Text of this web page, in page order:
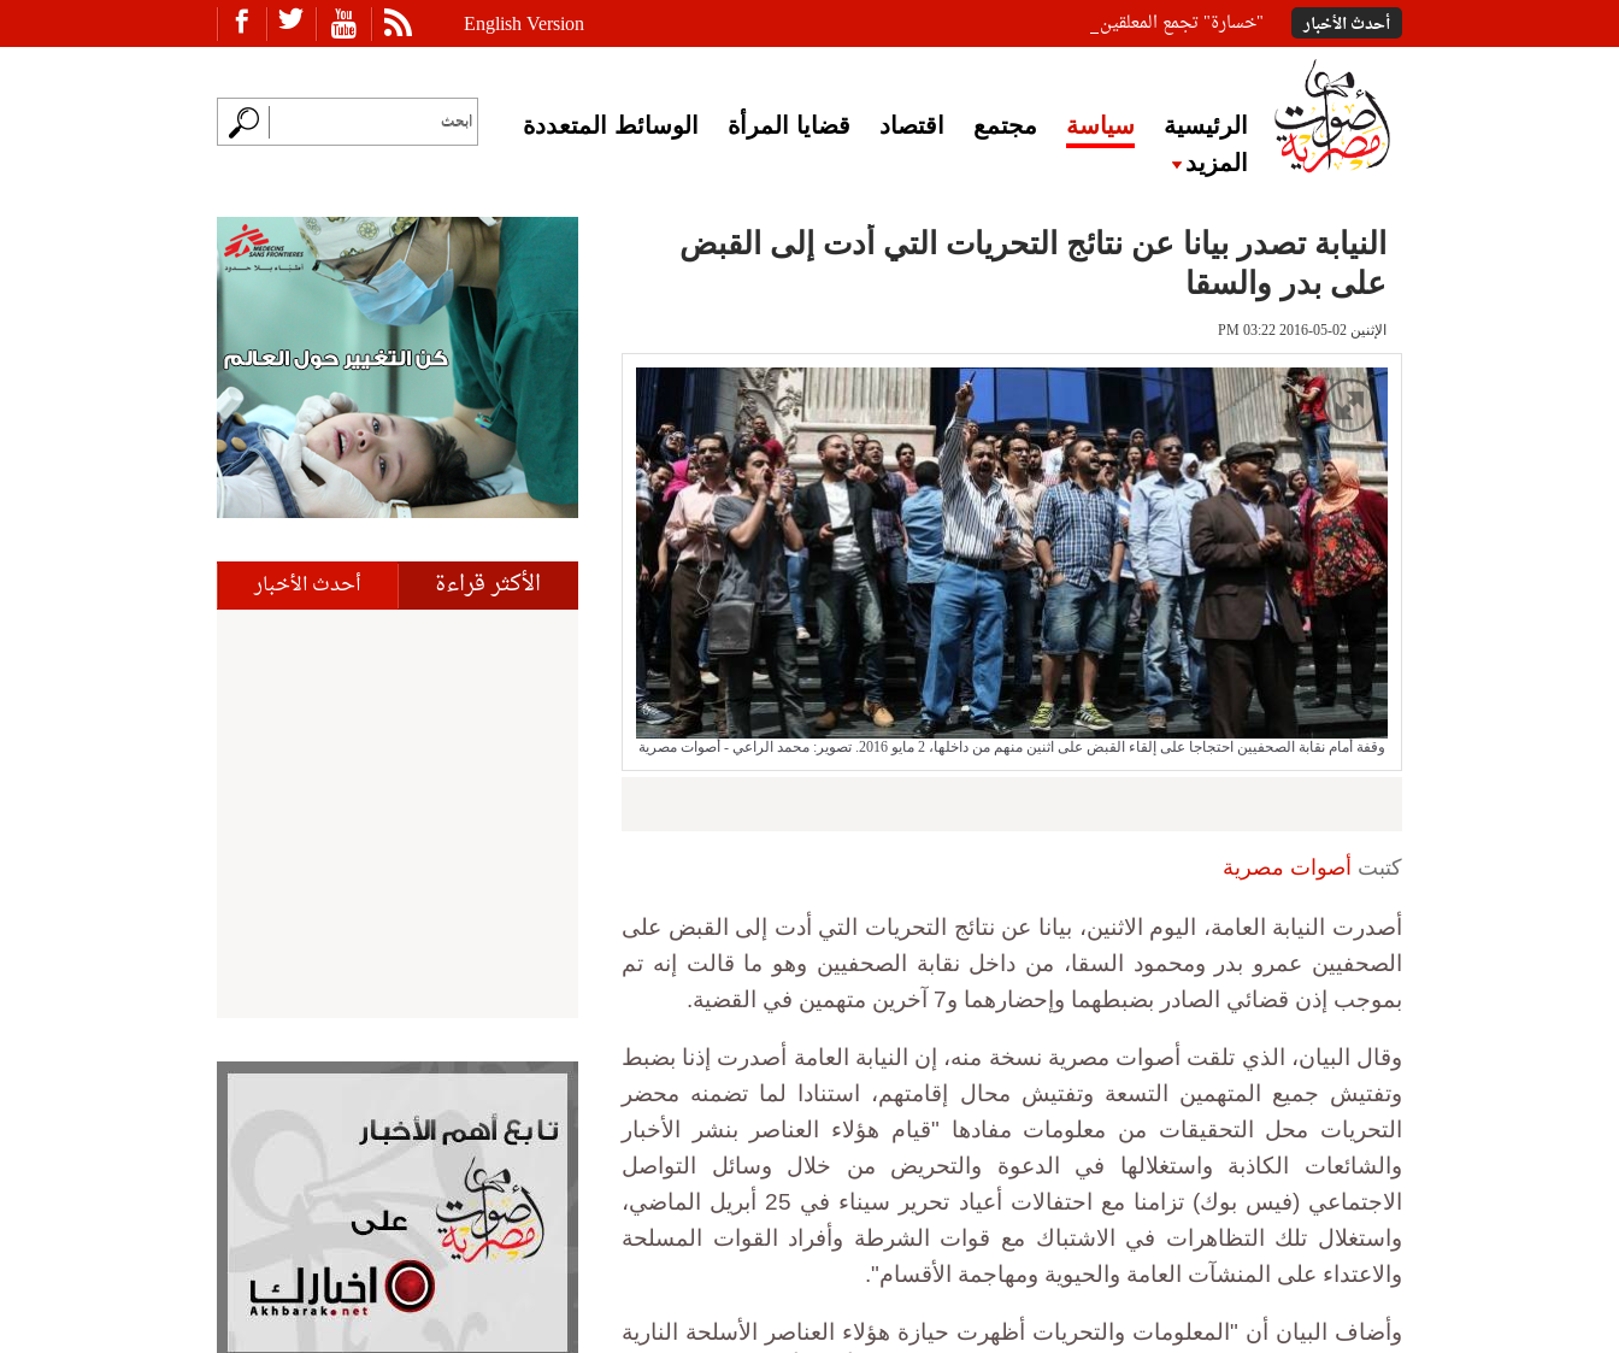
English Version أحدث الأخبار "خسارة" تجمع المعلقين على خبر إغلاق أصوات مصرية
الرئيسية سياسة مجتمع اقتصاد قضايا المرأة
الوسائط المتعددة
المزيد
النيابة تصدر بيانا عن نتائج التحريات التي أدت إلى القبض
على بدر والسقا
الإثنين 02-05-2016 PM 03:22
وقفة أمام نقابة الصحفيين احتجاجا على إلقاء القبض على اثنين منهم من داخلها، 2 مايو 2016. تصوير: محمد الراعي - أصوات مصرية
كتبت أصوات مصرية
أصدرت النيابة العامة، اليوم الاثنين، بيانا عن نتائج التحريات التي أدت إلى القبض على
الصحفيين عمرو بدر ومحمود السقا، من داخل نقابة الصحفيين وهو ما قالت إنه تم
بموجب إذن قضائي الصادر بضبطهما وإحضارهما و7 آخرين متهمين في القضية.
وقال البيان، الذي تلقت أصوات مصرية نسخة منه، إن النيابة العامة أصدرت إذنا بضبط
وتفتيش جميع المتهمين التسعة وتفتيش محال إقامتهم، استنادا لما تضمنه محضر
التحريات محل التحقيقات من معلومات مفادها "قيام هؤلاء العناصر بنشر الأخبار
والشائعات الكاذبة واستغلالها في الدعوة والتحريض من خلال وسائل التواصل
الاجتماعي (فيس بوك) تزامنا مع احتفالات أعياد تحرير سيناء في 25 أبريل الماضي،
واستغلال تلك التظاهرات في الاشتباك مع قوات الشرطة وأفراد القوات المسلحة
والاعتداء على المنشآت العامة والحيوية ومهاجمة الأقسام".
وأضاف البيان أن "المعلومات والتحريات أظهرت حيازة هؤلاء العناصر الأسلحة النارية
الأكثر قراءة أحدث الأخبار